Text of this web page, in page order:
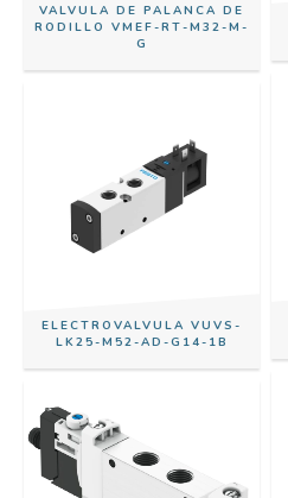
VALVULA DE PALANCA DE
RODILLO VMEF-RT-M32-M-
G
ELECTROVALVULA VUVS-
LK25-M52-AD-G14-1B